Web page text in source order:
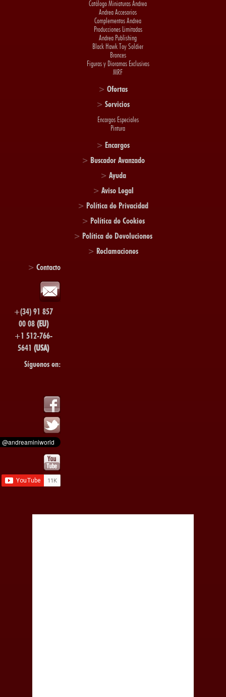
Catálogo Miniaturas Andrea
Andrea Accesorios
Complementos Andrea
Producciones Limitadas
Andrea Publishing
Black Hawk Toy Soldier
Bronces
Figuras y Dioramas Exclusivos
MRF
> Ofertas
> Servicios
Encargos Especiales
Pintura
> Encargos
> Buscador Avanzado
> Ayuda
> Aviso Legal
> Política de Privacidad
> Política de Cookies
> Política de Devoluciones
> Reclamaciones
> Contacto
+(34) 91 857
00 08 (EU)
+1 512-766-
5641(USA)
Síguenos en: